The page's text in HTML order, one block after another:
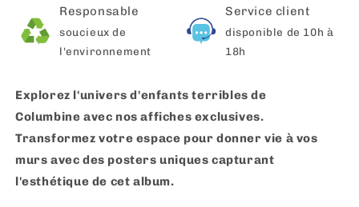
Responsable
soucieux de
l'environnement
Service client
disponible de 10h à
18h
Explorez l'univers d'enfants terribles de
Columbine avec nos affiches exclusives.
Transformez votre espace pour donner vie à vos
murs avec des posters uniques capturant
l'esthétique de cet album.